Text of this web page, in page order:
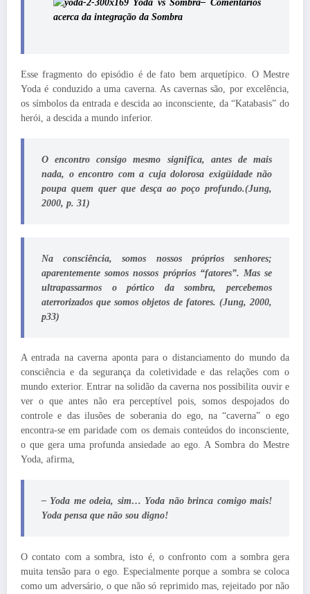
Esse fragmento do episódio é de fato bem arquetípico. O Mestre
Yoda é conduzido a uma caverna. As cavernas são, por excelência,
os símbolos da entrada e descida ao inconsciente, da “Katabasis” do
herói, a descida a mundo inferior.
O encontro consigo mesmo significa, antes de mais
nada, o encontro com a cuja dolorosa exigüidade não
poupa quem quer que desça ao poço profundo.(Jung,
2000, p. 31)
Na consciência, somos nossos próprios senhores;
aparentemente somos nossos próprios “fatores”. Mas se
ultrapassarmos o pórtico da sombra, percebemos
aterrorizados que somos objetos de fatores. (Jung, 2000,
p33)
A entrada na caverna aponta para o distanciamento do mundo da
consciência e da segurança da coletividade e das relações com o
mundo exterior. Entrar na solidão da caverna nos possibilita ouvir e
ver o que antes não era perceptível pois, somos despojados do
controle e das ilusões de soberania do ego, na “caverna” o ego
encontra-se em paridade com os demais conteúdos do inconsciente,
o que gera uma profunda ansiedade ao ego. A Sombra do Mestre
Yoda, afirma,
– Yoda me odeia, sim… Yoda não brinca comigo mais!
Yoda pensa que não sou digno!
O contato com a sombra, isto é, o confronto com a sombra gera
muita tensão para o ego. Especialmente porque a sombra se coloca
como um adversário, o que não só reprimido mas, rejeitado por não